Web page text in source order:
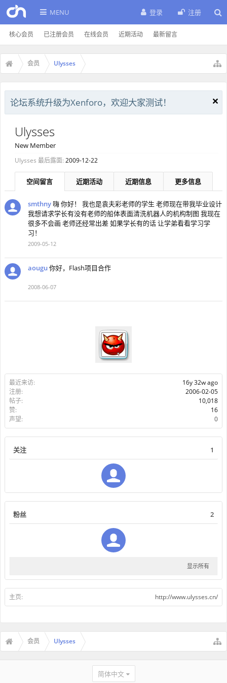
MENU
核心会员 已注册会员 在线会员 近期活动 最新留言
登录 注册
会员 Ulysses
论坛系统升级为Xenforo，欢迎大家测试！
最近来访:
16y 32w ago
注册:
2006-02-05
帖子:
10,018
赞:
16
声望:
0
关注 1
粉丝 2
显示所有
主页: http://www.ulysses.cn/
Ulysses
New Member
Ulysses 最后露面: 2009-12-22
空间留言 近期活动 近期信息 更多信息
smthny 嗨 你好！ 我也是袁夫彩老师的学生 老师现在带我毕业设计
我想请求学长有没有老师的船体表面清洗机器人的机构制图 我现在
很多不会画 老师还经常出差 如果学长有的话 让学弟看看学习学
习！
2009-05-12
aougu你好，Flash项目合作
2008-06-07
会员 Ulysses
简体中文